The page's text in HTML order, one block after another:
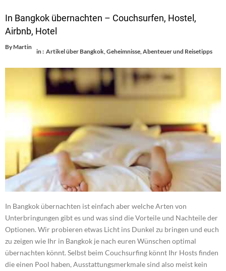
In Bangkok übernachten – Couchsurfen, Hostel,
Airbnb, Hotel
ByMartin
in : Artikel über Bangkok,Geheimnisse, Abenteuer und Reisetipps
In Bangkok übernachten ist einfach aber welche Arten von
Unterbringungen gibt es und was sind die Vorteile und Nachteile der
Optionen. Wir probieren etwas Licht ins Dunkel zu bringen und euch
zu zeigen wie Ihr in Bangkok je nach euren Wünschen optimal
übernachten könnt. Selbst beim Couchsurfing könnt Ihr Hosts finden
die einen Pool haben, Ausstattungsmerkmale sind also meist kein